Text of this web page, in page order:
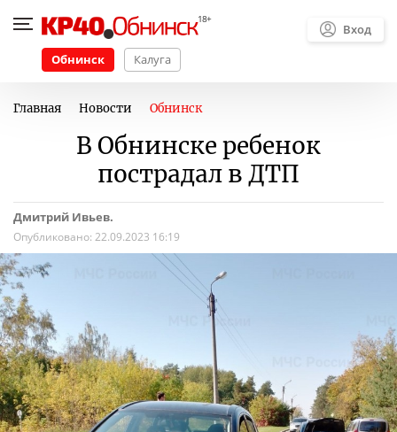
Обнинск Калуга
Вход
Главная Новости Обнинск
В Обнинске ребенок
пострадал в ДТП
Дмитрий Ивьев.
Опубликовано: 22.09.2023 16:19